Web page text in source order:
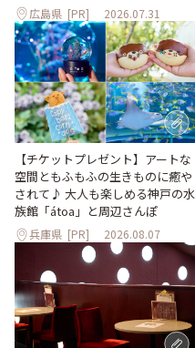
広島県 [PR] 2026.07.31
【チケットプレゼント】アートな
空間ともふもふの生きものに癒や
されて♪ 大人も楽しめる神戸の水
族館「átoa」と周辺さんぽ
兵庫県 [PR] 2026.08.07